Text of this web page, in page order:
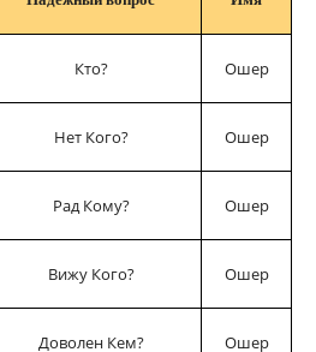
Кто? Ошер
Нет Кого? Ошер
Рад Кому? Ошер
Вижу Кого? Ошер
Доволен Кем? Ошер